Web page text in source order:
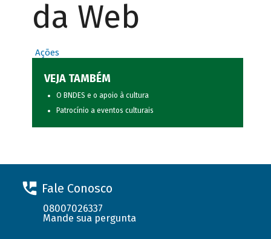
da Web
Ações
VEJA TAMBÉM
O BNDES e o apoio à cultura
Patrocínio a eventos culturais
Fale Conosco
08007026337
Mande sua pergunta